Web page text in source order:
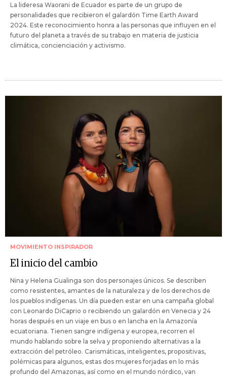
La lideresa Waorani de Ecuador es parte de un grupo de
personalidades que recibieron el galardón Time Earth Award
2024. Este reconocimiento honra a las personas que influyen en el
futuro del planeta a través de su trabajo en materia de justicia
climática, concienciación y activismo.
MOVIMIENTO INSPIRADOR
El inicio del cambio
Nina y Helena Gualinga son dos personajes únicos. Se describen
como resistentes, amantes de la naturaleza y de los derechos de
los pueblos indígenas. Un día pueden estar en una campaña global
con Leonardo DiCaprio o recibiendo un galardón en Venecia y 24
horas después en un viaje en bus o en lancha en la Amazonía
ecuatoriana. Tienen sangre indígena y europea, recorren el
mundo hablando sobre la selva y proponiendo alternativas a la
extracción del petróleo. Carismáticas, inteligentes, propositivas,
polémicas para algunos, estas dos mujeres forjadas en lo más
profundo del Amazonas, así como en el mundo nórdico, van